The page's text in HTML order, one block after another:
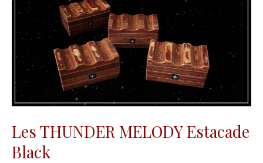
Les THUNDER MELODY Estacade
Black